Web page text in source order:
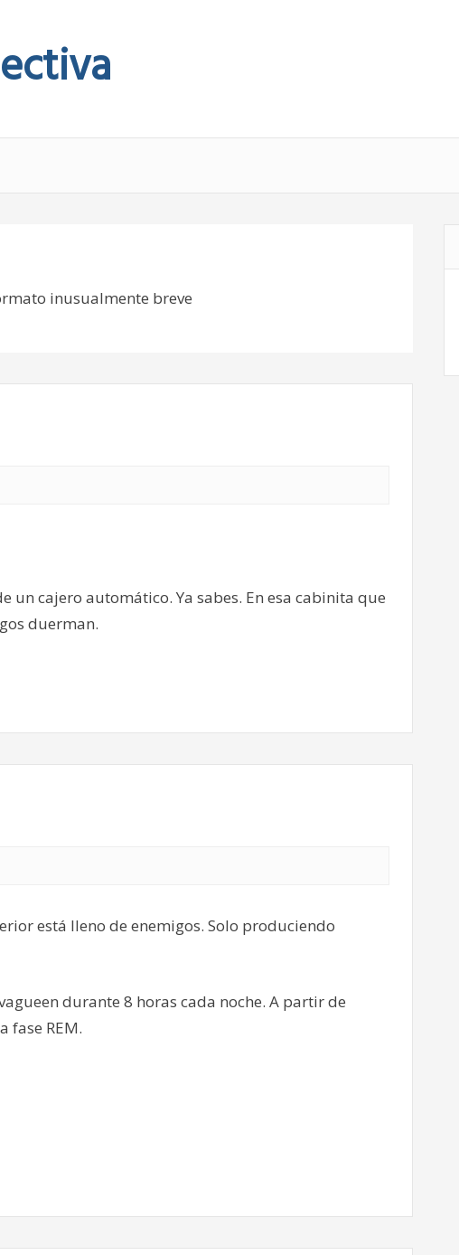
inusualmente breve
un cajero automático. Ya sabes. En esa cabinita que
duerman.
está lleno de enemigos. Solo produciendo
durante 8 horas cada noche. A partir de
fase REM.